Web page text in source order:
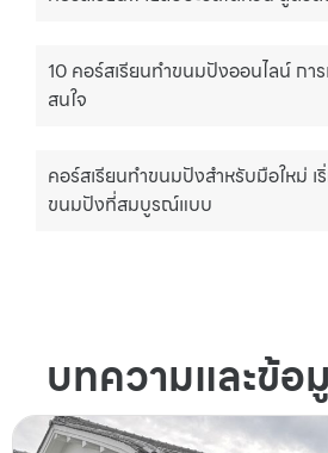
10 คอร์สเรียนทำขนมปังออนไลน์ กา
สนใจ
คอร์สเรียนทำขนมปังสำหรับมือใหม่
ขนมปังที่สมบูรณ์แบบ
บทความและข้อ